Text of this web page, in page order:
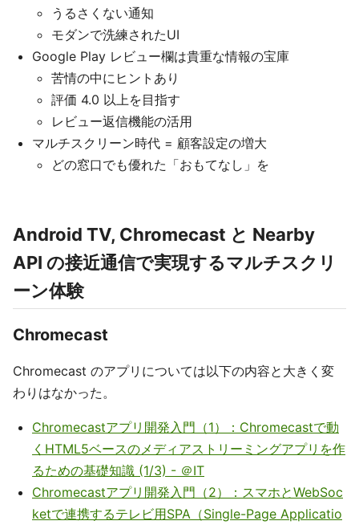
うるさくない通知
モダンで洗練されたUI
Google Play レビュー欄は貴重な情報の宝庫
苦情の中にヒントあり
評価 4.0 以上を目指す
レビュー返信機能の活用
マルチスクリーン時代 = 顧客設定の増大
どの窓口でも優れた「おもてなし」を
Android TV, Chromecast と Nearby
API の接近通信で実現するマルチスクリ
ーン体験
Chromecast
Chromecast のアプリについては以下の内容と大きく変
わりはなかった。
Chromecastアプリ開発入門（1）：Chromecastで動
くHTML5ベースのメディアストリーミングアプリを作
るための基礎知識 (1/3) - ＠IT
Chromecastアプリ開発入門（2）：スマホとWebSoc
ketで連携するテレビ用SPA（Single-Page Applicatio